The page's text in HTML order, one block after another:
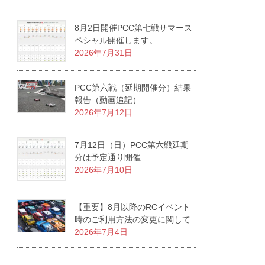
8月2日開催PCC第七戦サマース
ペシャル開催します。
2026年7月31日
PCC第六戦（延期開催分）結果
報告（動画追記）
2026年7月12日
7月12日（日）PCC第六戦延期
分は予定通り開催
2026年7月10日
【重要】8月以降のRCイベント
時のご利用方法の変更に関して
2026年7月4日